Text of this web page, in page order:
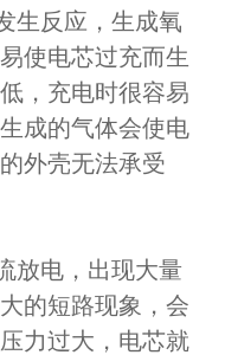
生反应，生成氧
使电芯过充而生
，充电时很容易
成的气体会使电
外壳无法承受
放电，出现大量
的短路现象，会
力过大，电芯就